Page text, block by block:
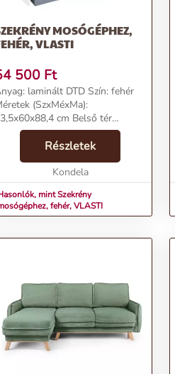
MOSÓGÉPHEZ,
VLASTI
500 Ft
laminált DTD Szín: fehér
(SzxMéxMa):
cm Belső tér
szélessége a mosógéphez: 62,7
cm Anyag vastagsága: 1,6 cm
Univerzális szekrény Felszerelhető
a B/J oldalra is Kihúzható f...
Részletek
Kondela
mint Szekrény
fehér, VLASTI